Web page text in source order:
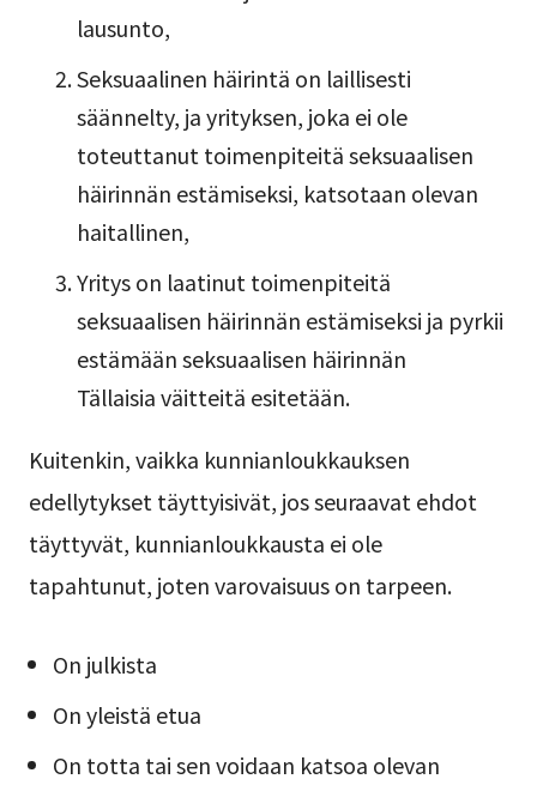
lausunto,
Seksuaalinen häirintä on laillisesti
säännelty, ja yrityksen, joka ei ole
toteuttanut toimenpiteitä seksuaalisen
häirinnän estämiseksi, katsotaan olevan
haitallinen,
Yritys on laatinut toimenpiteitä
seksuaalisen häirinnän estämiseksi ja pyrkii
estämään seksuaalisen häirinnän
Tällaisia väitteitä esitetään.
Kuitenkin, vaikka kunnianloukkauksen
edellytykset täyttyisivät, jos seuraavat ehdot
täyttyvät, kunnianloukkausta ei ole
tapahtunut, joten varovaisuus on tarpeen.
On julkista
On yleistä etua
On totta tai sen voidaan katsoa olevan